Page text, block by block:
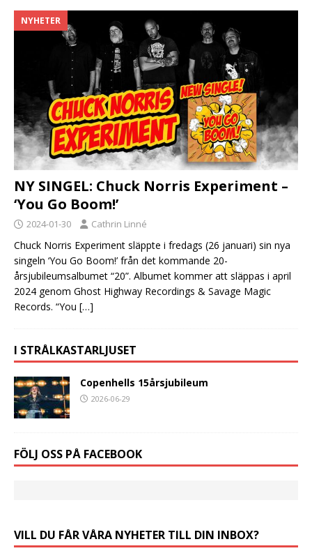
NYHETER
NY SINGEL: Chuck Norris Experiment –
‘You Go Boom!’
2024-01-30 Cathrin Linné
Chuck Norris Experiment släppte i fredags (26 januari) sin nya
singeln ‘You Go Boom!’ från det kommande 20-
årsjubileumsalbumet “20”. Albumet kommer att släppas i april
2024 genom Ghost Highway Recordings & Savage Magic
Records. “You […]
I STRÅLKASTARLJUSET
Copenhells 15årsjubileum
2026-06-29
FÖLJ OSS PÅ FACEBOOK
VILL DU FÅR VÅRA NYHETER TILL DIN INBOX?